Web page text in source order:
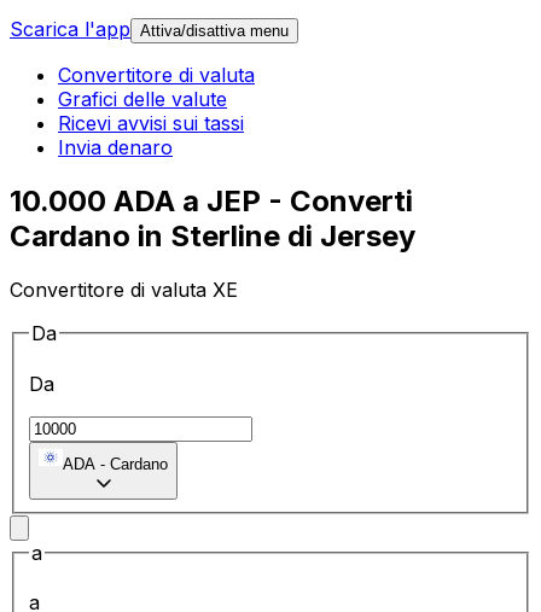
Scarica l'app Attiva/disattiva menu
Convertitore di valuta
Grafici delle valute
Ricevi avvisi sui tassi
Invia denaro
10.000 ADA a JEP - Converti
Cardano in Sterline di Jersey
Convertitore di valuta XE
Da
Da
ADA - Cardano
a
a